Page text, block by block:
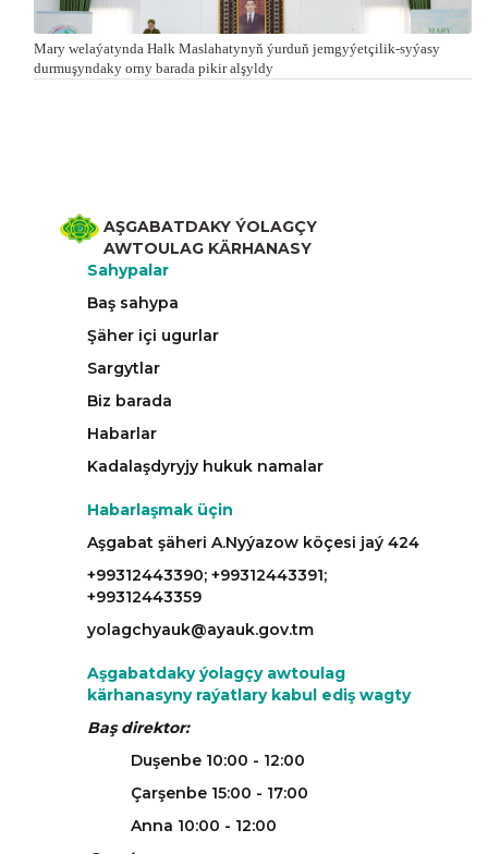
Mary welaýatynda Halk Maslahatynyň ýurduň jemgyýetçilik-syýasy
durmuşyndaky orny barada pikir alşyldy
AŞGABATDAKY ÝOLAGÇY
AWTOULAG KÄRHANASY
Sahypalar
Baş sahypa
Şäher içi ugurlar
Sargytlar
Biz barada
Habarlar
Kadalaşdyryjy hukuk namalar
Habarlaşmak üçin
Aşgabat şäheri A.Nyýazow köçesi jaý 424
+99312443390; +99312443391;
+99312443359
yolagchyauk@ayauk.gov.tm
Aşgabatdaky ýolagçy awtoulag
kärhanasyny raýatlary kabul ediş wagty
Baş direktor:
Duşenbe 10:00 - 12:00
Çarşenbe 15:00 - 17:00
Anna 10:00 - 12:00